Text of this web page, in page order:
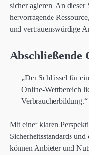
sicher agieren. An dieser
hervorragende
und vertrauenswürdige
Abschließende
„Der Schlüssel für
Online-Wettbereich
Verbraucherbildung.“
Mit einer klaren
Sicherheitsstandards
können Anbieter und